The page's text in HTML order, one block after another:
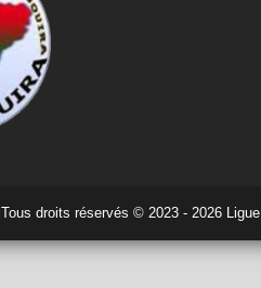
Tous droits réservés © 2023 - 2026